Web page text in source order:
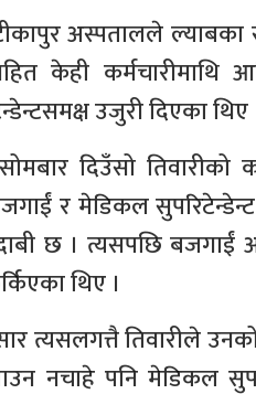
अस्पतालले ल्याबका
केही
उजुरी दिएका थिए
दिउँसो
र मेडिकल
छ । त्यसपछि
थिए ।
त्यसलगत्तै तिवारीले
नचाहे पनि मेडिकल